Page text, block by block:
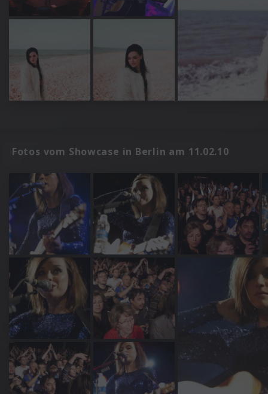
Fotos vom Showcase in Berlin am 11.02.10